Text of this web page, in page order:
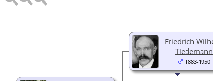
Friedrich
Tiedemann
1883-1950